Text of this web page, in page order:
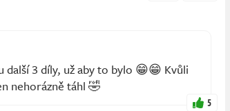
další 3 díly, už aby to bylo 😁😁 Kvůli
nehorázně táhl 🤣
5